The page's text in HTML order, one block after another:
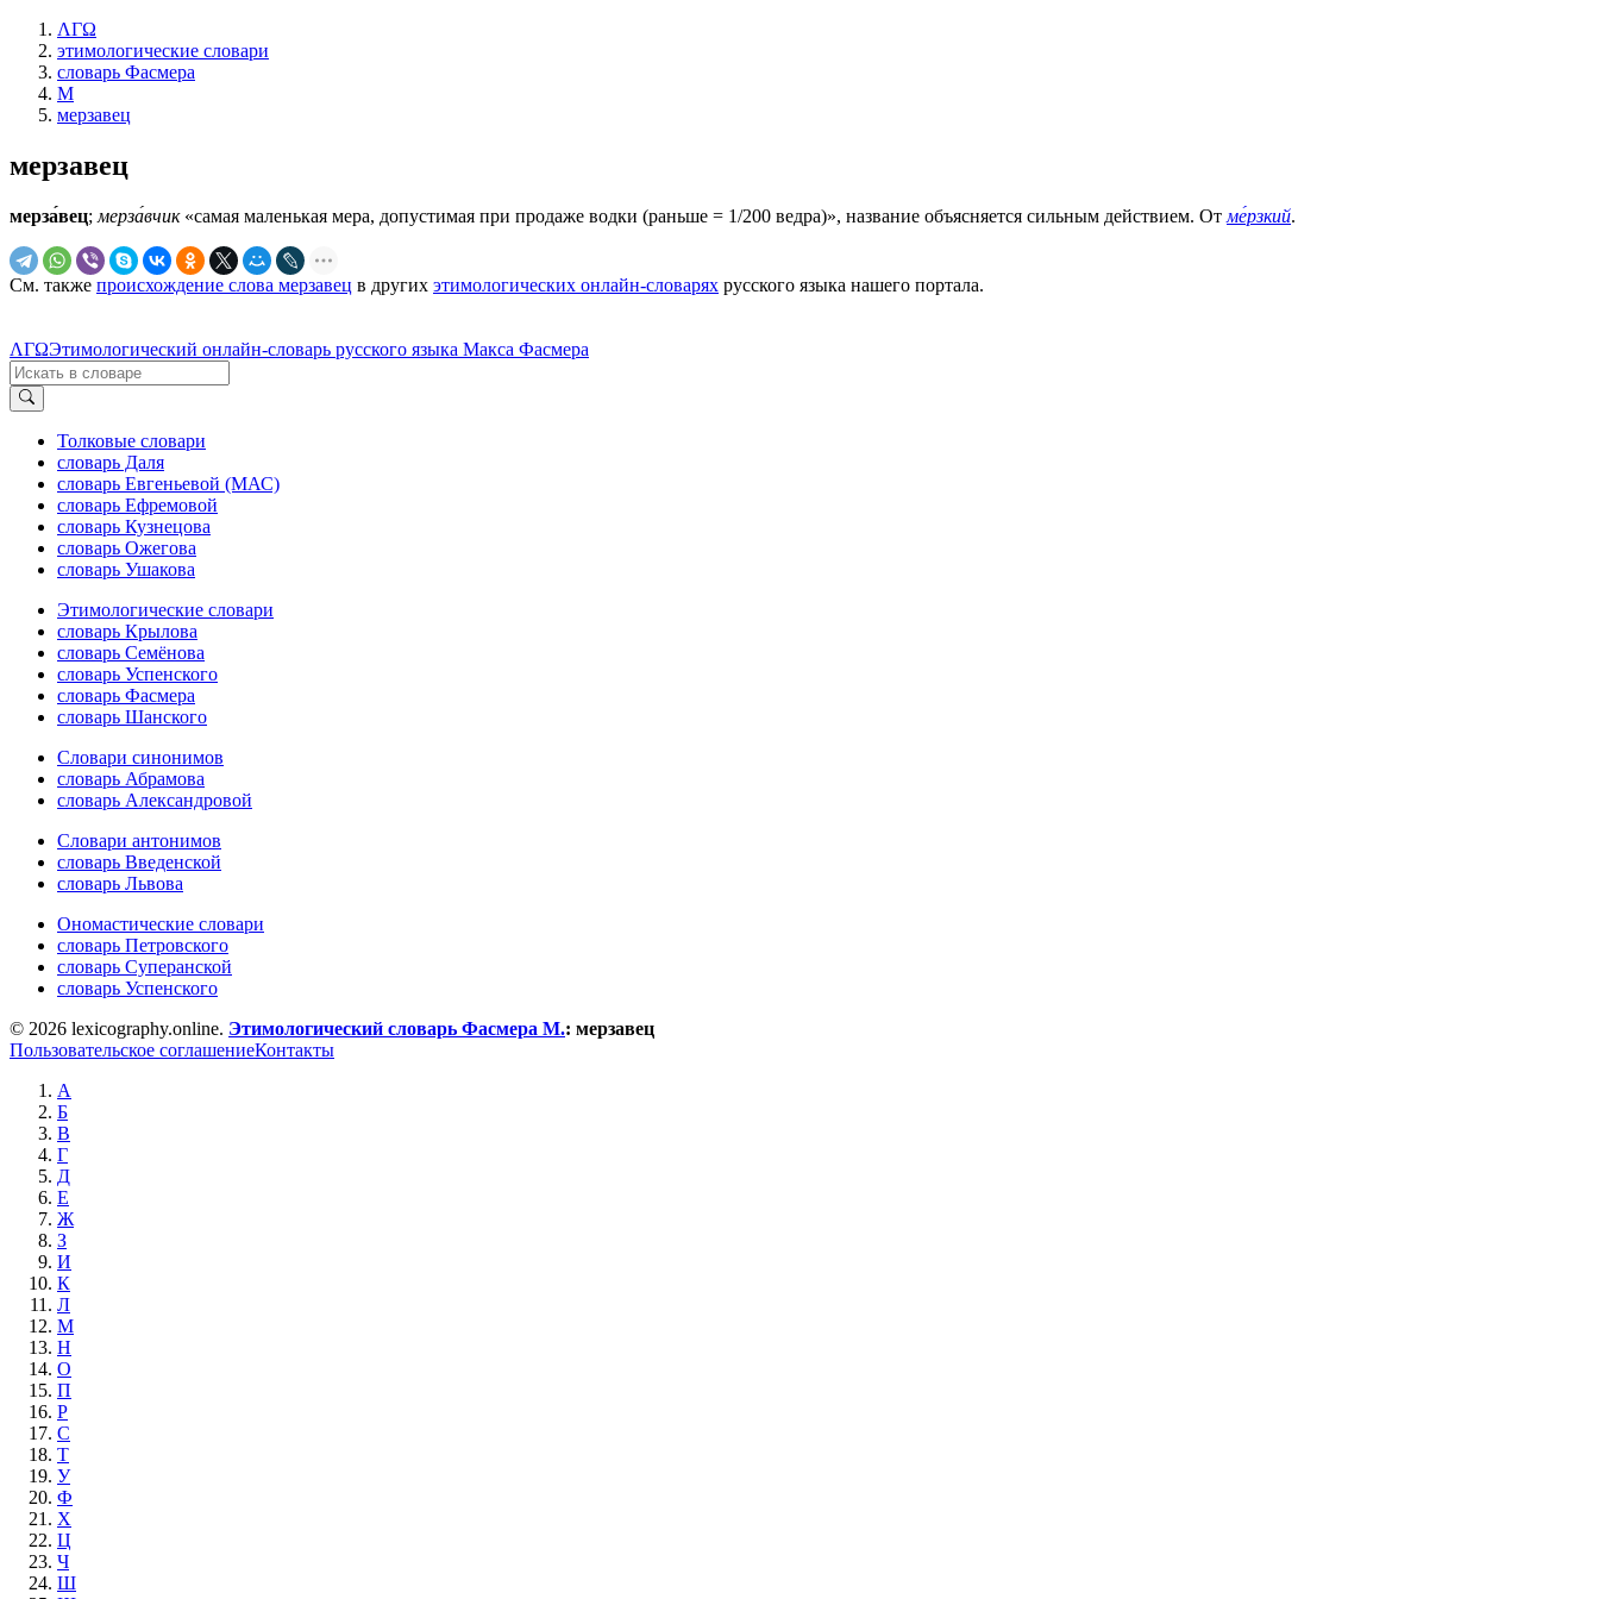
ΛΓΩ
этимологические словари
словарь Фасмера
М
мерзавец
мерзавец
мерза́вец; мерза́вчик«самая маленькая мера, допустимая при продаже водки (раньше = 1/200 ведра)», название объясняется сильным действием. От ме́рзкий.
См. также происхождение слова мерзавец в других этимологических онлайн-словарях русского языка нашего портала.
ΛΓΩЭтимологический онлайн-словарь русского языка Макса Фасмера
Толковые словари
словарь Даля
словарь Евгеньевой (МАС)
словарь Ефремовой
словарь Кузнецова
словарь Ожегова
словарь Ушакова
Этимологические словари
словарь Крылова
словарь Семёнова
словарь Успенского
словарь Фасмера
словарь Шанского
Словари синонимов
словарь Абрамова
словарь Александровой
Словари антонимов
словарь Введенской
словарь Львова
Ономастические словари
словарь Петровского
словарь Суперанской
словарь Успенского
© 2026 lexicography.online. Этимологический словарь Фасмера М.: мерзавец
Пользовательское соглашениеКонтакты
А
Б
В
Г
Д
Е
Ж
З
И
К
Л
М
Н
О
П
Р
С
Т
У
Ф
Х
Ц
Ч
Ш